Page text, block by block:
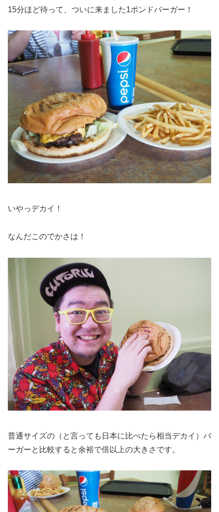
15分ほど待って、ついに来ました1ポンドバーガー！
いやっデカイ！
なんだこのでかさは！
普通サイズの（と言っても日本に比べたら相当デカイ）バ
ーガーと比較すると余裕で倍以上の大きさです。